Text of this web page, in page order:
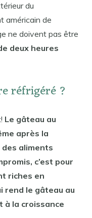
du
américain de
ne doivent pas être
deux heures
réfrigéré ?
Le gâteau au
après la
des aliments
c’est pour
riches en
rend le gâteau au
la croissance